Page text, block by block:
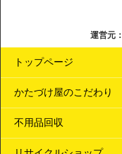
運営元：
トップページ
かたづけ屋のこだわり
不用品回収